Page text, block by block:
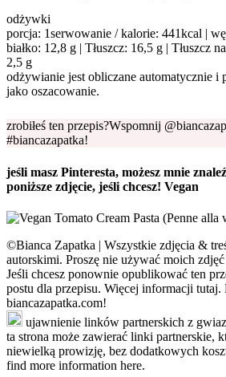
odżywki
porcja: 1serwowanie / kalorie: 441kcal |
białko: 12,8 g | Tłuszcz: 16,5 g | Tłuszcz
2,5 g
odżywianie jest obliczane automatycznie i
jako oszacowanie.
zrobiłeś ten przepis?Wspomnij
#biancazapatka!
jeśli masz Pinteresta, możesz mnie
poniższe zdjęcie, jeśli chcesz! Vegan
©Bianca Zapatka | Wszystkie zdjęcia &
autorskimi. Proszę nie używać moich
Jeśli chcesz ponownie opublikować ten
postu dla przepisu. Więcej informacji
biancazapatka.com!
ujawnienie linków partnerskich z
ta strona może zawierać linki partnerskie,
niewielką prowizję, bez dodatkowych
find more information here.